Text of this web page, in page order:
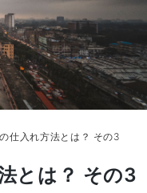
仕入れ方法とは？ その3
とは？ その3